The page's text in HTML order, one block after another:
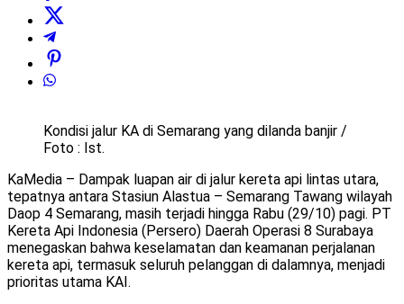
Kondisi jalur KA di Semarang yang dilanda banjir /
Foto : Ist.
KaMedia – Dampak luapan air di jalur kereta api lintas utara,
tepatnya antara Stasiun Alastua – Semarang Tawang wilayah
Daop 4 Semarang, masih terjadi hingga Rabu (29/10) pagi. PT
Kereta Api Indonesia (Persero) Daerah Operasi 8 Surabaya
menegaskan bahwa keselamatan dan keamanan perjalanan
kereta api, termasuk seluruh pelanggan di dalamnya, menjadi
prioritas utama KAI.